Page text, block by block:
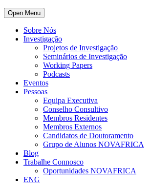
Open Menu
Sobre Nós
Investigação
Projetos de Investigação
Seminários de Investigação
Working Papers
Podcasts
Eventos
Pessoas
Equipa Executiva
Conselho Consultivo
Membros Residentes
Membros Externos
Candidatos de Doutoramento
Grupo de Alunos NOVAFRICA
Blog
Trabalhe Connosco
Oportunidades NOVAFRICA
ENG